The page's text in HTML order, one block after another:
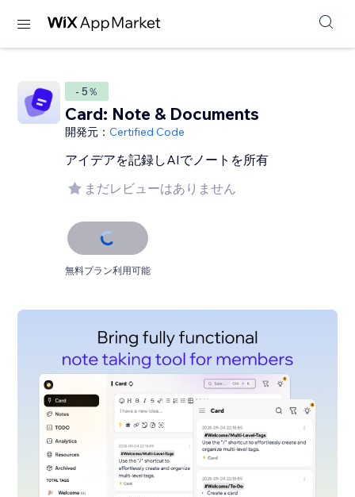
- 5％
Card: Note & Documents
開発元：Certified Code
アイデアを記録しAIでノートを所有
まだレビューはありません
無料プラン利用可能